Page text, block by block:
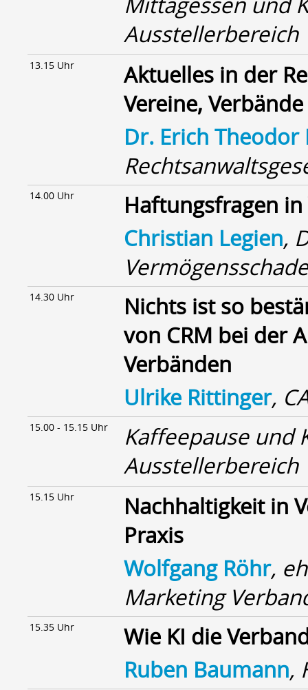
Ausstellerbereich
13.15 Uhr
Aktuelles in der
Vereine,
Dr. Erich Theodor
14.00 Uhr
Haftungsfragen
Christian Legien,
14.30 Uhr
Nichts ist so
von CRM bei der
Verbänden
Ulrike Rittinger,
15.00 - 15.15 Uhr
Kaffeepause und
Ausstellerbereich
15.15 Uhr
Nachhaltigkeit in
Praxis
Wolfgang Röhr,
Marketing
15.35 Uhr
Wie KI die
Ruben Baumann,